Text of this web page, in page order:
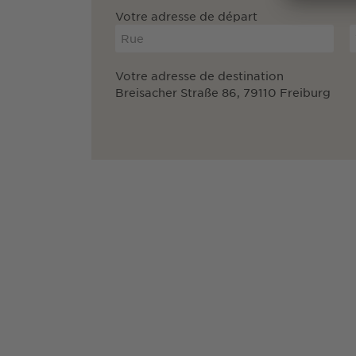
Votre adresse de départ
Votre adresse de destination
Breisacher Straße 86, 79110 Freiburg